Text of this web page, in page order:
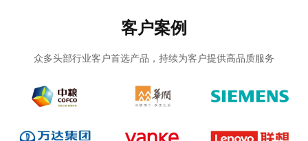
客户案例
众多头部行业客户首选产品，持续为客户提供高品质服务